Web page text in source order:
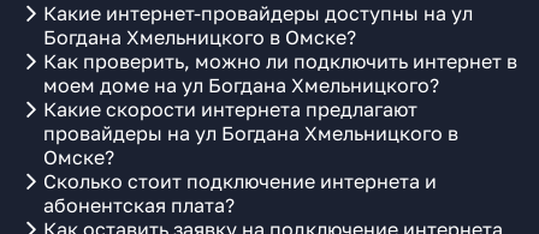
Какие интернет-провайдеры доступны на ул
Богдана Хмельницкого в Омске?
Как проверить, можно ли подключить интернет в
моем доме на ул Богдана Хмельницкого?
Какие скорости интернета предлагают
провайдеры на ул Богдана Хмельницкого в
Омске?
Сколько стоит подключение интернета и
абонентская плата?
Как оставить заявку на подключение интернета